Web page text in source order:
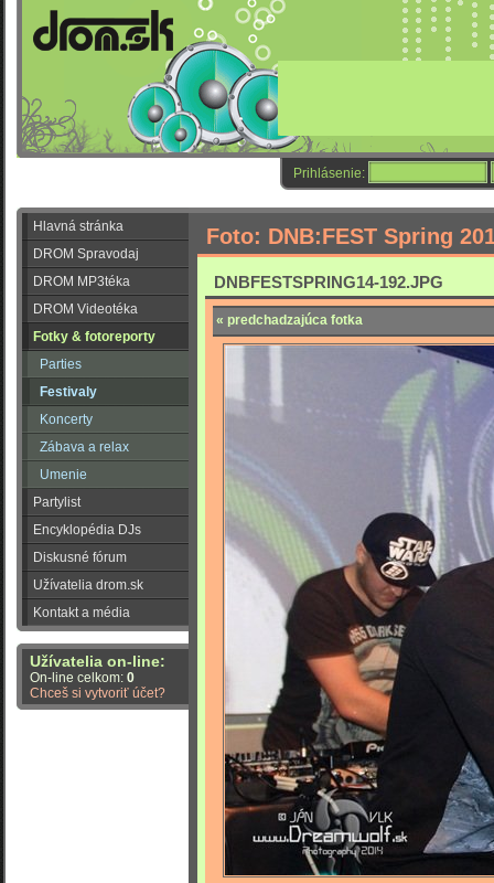
Prihlásenie:
Hlavná stránka
DROM Spravodaj
DROM MP3téka
DROM Videotéka
Fotky & fotoreporty
Parties
Festivaly
Koncerty
Zábava a relax
Umenie
Partylist
Encyklopédia DJs
Diskusné fórum
Užívatelia drom.sk
Kontakt a média
Užívatelia on-line:
On-line celkom: 0
Chceš si vytvoriť účet?
Foto: DNB:FEST Spring
DNBFESTSPRING14-192.JPG
« predchadzajúca fotka